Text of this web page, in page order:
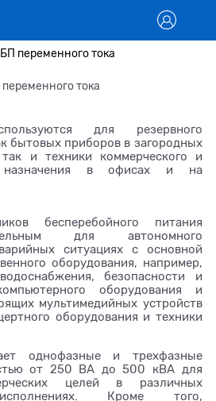
переменного тока
тока
для резервного
бытовых приборов в загородных
и техники коммерческого и
назначения в офисах и на
бесперебойного питания
для автономного
ситуациях с основной
оборудования, например,
безопасности и
оборудования и
мультимедийных устройств
оборудования и техники
однофазные и трехфазные
от 250 ВА до 500 кВА для
целей в различных
Кроме того,